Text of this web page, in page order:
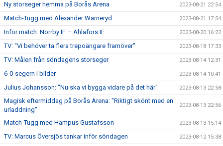
Ny storseger hemma på Borås Arena 2023-08-21 22:54
Match-Tugg med Alexander Warneryd 2023-08-21 17:54
Inför match: Norrby IF – Ahlafors IF 2023-08-20 16:22
TV: "Vi behöver ta flera trepoängare framöver" 2023-08-18 17:33
TV: Målen från söndagens storseger 2023-08-14 12:31
6-0-segern i bilder 2023-08-14 10:41
Julius Johansson: "Nu ska vi bygga vidare på det här" 2023-08-13 22:58
Magisk eftermiddag på Borås Arena: "Riktigt skönt med en
urladdning"
2023-08-13 22:56
Match-Tugg med Hampus Gustafsson 2023-08-13 15:14
TV: Marcus Översjös tankar inför söndagen 2023-08-12 15:38